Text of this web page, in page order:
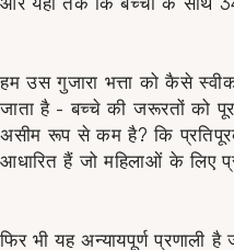
हम उस गुजारा भत्ता को कैसे
जाता है - बच्चे की जरूरतों को
असीम रूप से कम है? कि
आधारित हैं जो महिलाओं के लिए
फिर भी यह अन्यायपूर्ण प्रणाली